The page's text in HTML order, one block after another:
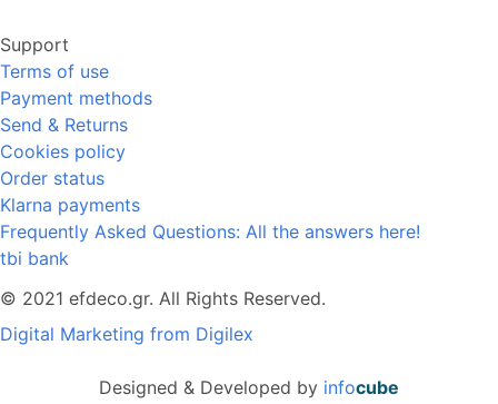
Support
Terms of use
Payment methods
Send & Returns
Cookies policy
Order status
Klarna payments
Frequently Asked Questions: All the answers here!
tbi bank
© 2021 efdeco.gr. All Rights Reserved.
Digital Marketing from Digilex
Designed & Developed by infocube